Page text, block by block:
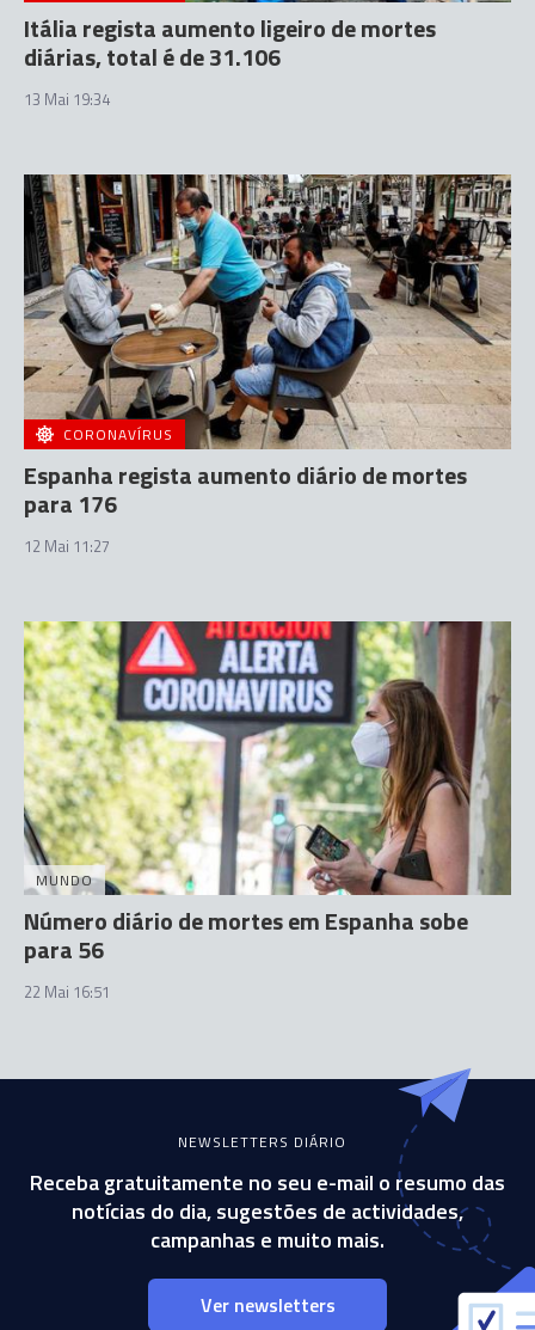
Itália regista aumento ligeiro de mortes
diárias, total é de 31.106
13 Mai 19:34
CORONAVÍRUS
Espanha regista aumento diário de mortes
para 176
12 Mai 11:27
MUNDO
Número diário de mortes em Espanha sobe
para 56
22 Mai 16:51
NEWSLETTERS DIÁRIO
Receba gratuitamente no seu e-mail o resumo das
notícias do dia, sugestões de actividades,
campanhas e muito mais.
Ver newsletters